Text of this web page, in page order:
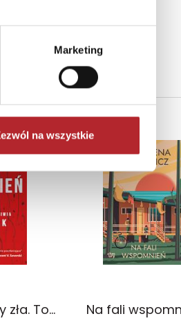
Marketing
na wszystkie
Czerwień. Kolory zła. Tom 1 wyd. 2025
TOP 100
Na fali